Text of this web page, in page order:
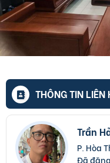
THÔNG TIN LIÊN
Trần
P. Hòa
Đã